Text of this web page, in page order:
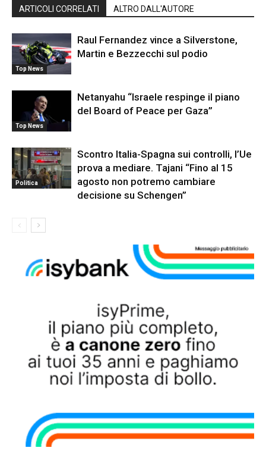
ARTICOLI CORRELATI ALTRO DALL'AUTORE
Top News
Raul Fernandez vince a Silverstone,
Martin e Bezzecchi sul podio
Top News
Netanyahu “Israele respinge il piano
del Board of Peace per Gaza”
Politica
Scontro Italia-Spagna sui controlli, l’Ue
prova a mediare. Tajani “Fino al 15
agosto non potremo cambiare
decisione su Schengen”